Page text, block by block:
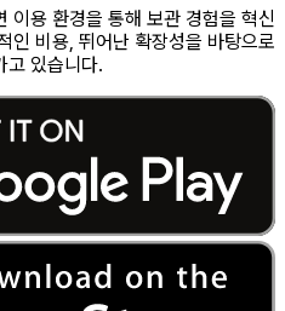
이용 환경을 통해 보관 경험을 혁신
인 비용, 뛰어난 확장성을 바탕으로
고 있습니다.